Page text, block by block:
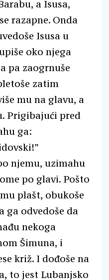
a Isusa,
razapne. Onda
Isusa u
oko njega
pa zaogrnuše
zatim
mu na glavu, a
Prigibajući pred
ga:
njemu, uzimahu
po glavi. Pošto
plašt, obukoše
ga odvedoše da
nekoga
Šimuna, i
križ. I dođoše na
to jest Lubanjsko